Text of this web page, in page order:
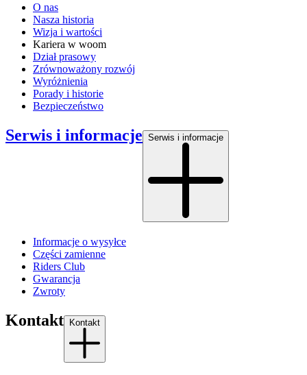
O nas
Nasza historia
Wizja i wartości
Kariera w woom
Dział prasowy
Zrównoważony rozwój
Wyróżnienia
Porady i historie
Bezpieczeństwo
Serwis i informacje Serwis i informacje
Informacje o wysyłce
Części zamienne
Riders Club
Gwarancja
Zwroty
Kontakt Kontakt